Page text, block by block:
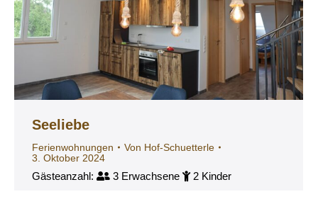
Seeliebe
Ferienwohnungen Von Hof-Schuetterle
3. Oktober 2024
Gästeanzahl: 3 Erwachsene 2 Kinder